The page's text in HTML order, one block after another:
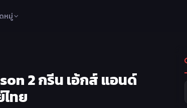
หมู่
2 กรีน เอ้กส์ แอนด์
ทย